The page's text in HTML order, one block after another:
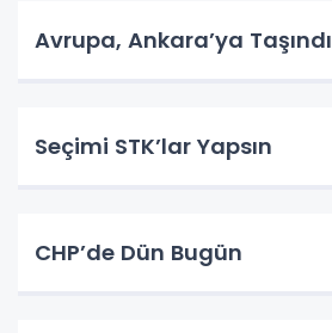
Avrupa, Ankara’ya Taşındı
Seçimi STK’lar Yapsın
CHP’de Dün Bugün